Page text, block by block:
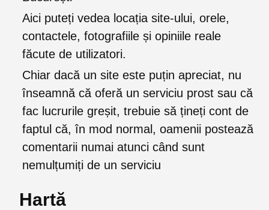
Aici puteți vedea locația site-ului, orele,
contactele, fotografiile și opiniile reale
făcute de utilizatori.
Chiar dacă un site este puțin apreciat, nu
înseamnă că oferă un serviciu prost sau că
fac lucrurile greșit, trebuie să țineți cont de
faptul că, în mod normal, oamenii postează
comentarii numai atunci când sunt
nemulțumiți de un serviciu
Hartă